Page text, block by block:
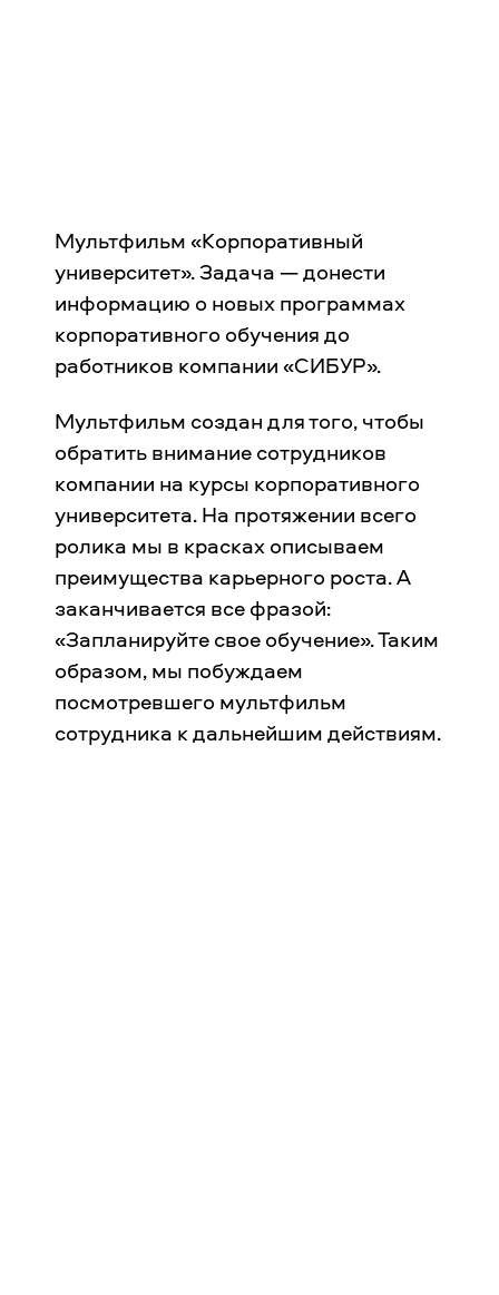
Мультфильм «Корпоративный
университет». Задача — донести
информацию о новых программах
корпоративного обучения до
работников компании «СИБУР».
Мультфильм создан для того, чтобы
обратить внимание сотрудников
компании на курсы корпоративного
университета. На протяжении всего
ролика мы в красках описываем
преимущества карьерного роста. А
заканчивается все фразой:
«Запланируйте свое обучение». Таким
образом, мы побуждаем
посмотревшего мультфильм
сотрудника к дальнейшим действиям.